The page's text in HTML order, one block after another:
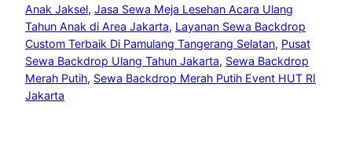
Anak Jaksel, Jasa Sewa Meja Lesehan Acara Ulang
Tahun Anak di Area Jakarta, Layanan Sewa Backdrop
Custom Terbaik Di Pamulang Tangerang Selatan, Pusat
Sewa Backdrop Ulang Tahun Jakarta, Sewa Backdrop
Merah Putih, Sewa Backdrop Merah Putih Event HUT RI
Jakarta